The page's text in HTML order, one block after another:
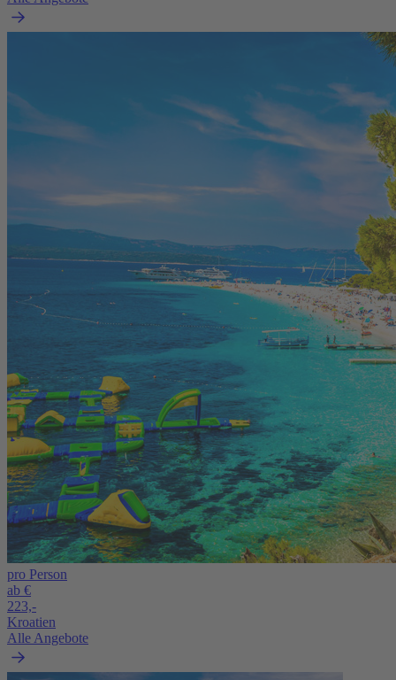
pro Person
ab €
223,-
Kroatien
Alle Angebote